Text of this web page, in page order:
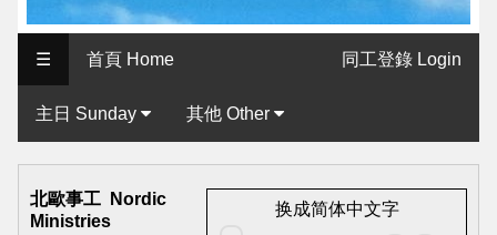
Historical
User
Interface
歐
華
☰ 同工登錄 Login
首頁 Home
主日 Sunday 其他 Other
换成简体中文字
北歐事工 Nordic
Ministries